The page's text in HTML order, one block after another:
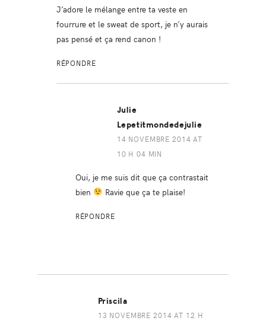
J’adore le mélange entre ta veste en
fourrure et le sweat de sport, je n’y aurais
pas pensé et ça rend canon !
RÉPONDRE
Julie
Lepetitmondedejulie
14 NOVEMBRE 2014 AT
10 H 04 MIN
Oui, je me suis dit que ça contrastait
bien
Ravie que ça te plaise!
RÉPONDRE
Priscila
13 NOVEMBRE 2014 AT 12 H